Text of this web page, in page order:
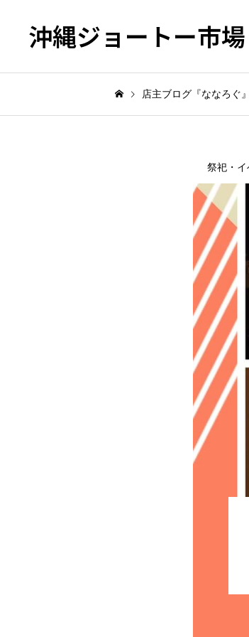
沖縄ジョートー市場
店主ブログ『ななろぐ』
祭祀・イ